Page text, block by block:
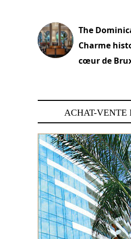
The
Charme
cœur de
ACHAT-VENTE